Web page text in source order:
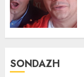
SONDAZH